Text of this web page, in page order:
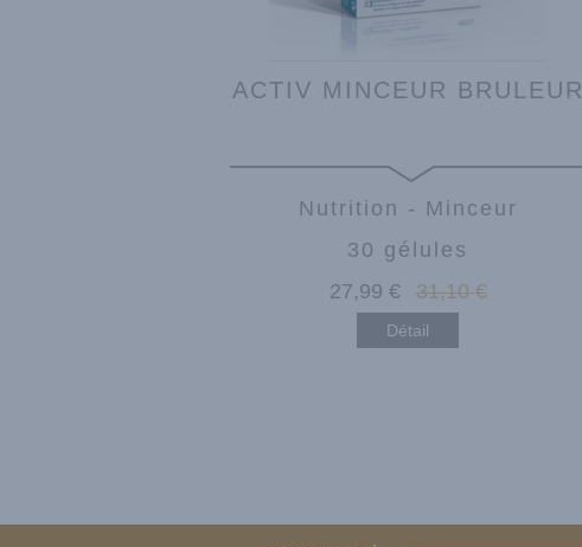
ACTIV MINCEUR BRULEUR
Nutrition - Minceur
30 gélules
27,99 € 31,10 €
Détail